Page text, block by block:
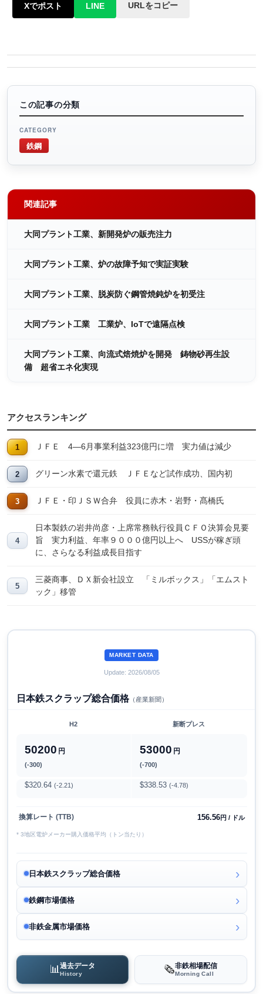
Xでポスト LINE URLをコピー
この記事の分類
CATEGORY
鉄鋼
関連記事
大同プラント工業、新開発炉の販売注力
大同プラント工業、炉の故障予知で実証実験
大同プラント工業、脱炭防ぐ鋼管焼鈍炉を初受注
大同プラント工業 工業炉、IoTで遠隔点検
大同プラント工業、向流式焙焼炉を開発 鋳物砂再生設
備 超省エネ化実現
アクセスランキング
ＪＦＥ 4―6月事業利益323億円に増 実力値は減少
グリーン水素で還元鉄 ＪＦＥなど試作成功、国内初
ＪＦＥ・印ＪＳＷ合弁 役員に赤木・岩野・髙橋氏
日本製鉄の岩井尚彦・上席常務執行役員ＣＦＯ決算会見要
旨 実力利益、年率９０００億円以上へ USSが稼ぎ頭
に、さらなる利益成長目指す
三菱商事、ＤＸ新会社設立 「ミルボックス」「エムスト
ック」移管
MARKET DATA
Update: 2026/08/05
日本鉄スクラップ総合価格（産業新聞）
H2 新断プレス
50200 円
(-300)
53000 円
(-700)
$320.64 (-2.21) $338.53 (-4.78)
換算レート (TTB) 156.56円 / ドル
* 3地区電炉メーカー購入価格平均（トン当たり）
日本鉄スクラップ総合価格
鉄鋼市場価格
非鉄金属市場価格
📊過去データ
History 🗞️非鉄相場配信
Morning Call